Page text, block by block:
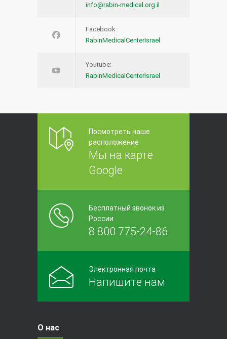
info@rabin-medical.org.il
Facebook:
RabinMedicalCenterIsrael
Youtube:
RabinMedicalCenterIsrael
Посмотреть наше
расположение
Мы на карте
Google
Бесплатный звонок из
России
8 800 775-24-86
Электронная почта
Напишите нам
О нас